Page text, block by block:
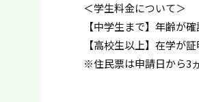
＜学生料金について＞
【中学生まで】年齢が
【高校生以上】在学が
※住民票は申請日から3